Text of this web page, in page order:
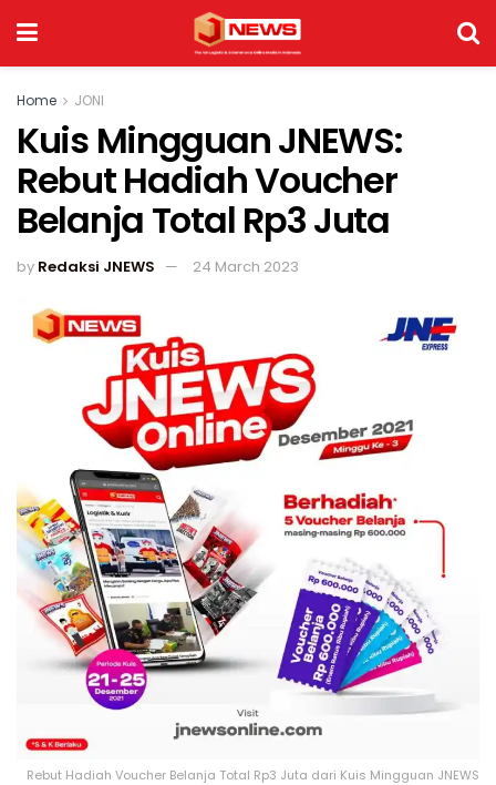
Home JONI
Kuis Mingguan JNEWS:
Rebut Hadiah Voucher
Belanja Total Rp3 Juta
by Redaksi JNEWS 24 March 2023
Rebut Hadiah Voucher Belanja Total Rp3 Juta dari Kuis Mingguan JNEWS